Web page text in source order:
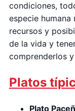
condiciones,
especie
recursos y
de la vida y
comprenderlos
Platos
Plato